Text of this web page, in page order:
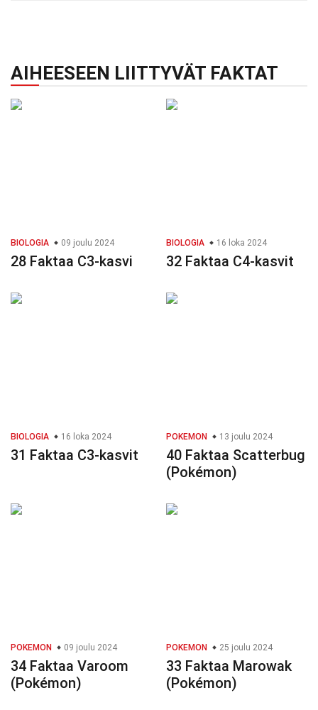
AIHEESEEN LIITTYVÄT FAKTAT
BIOLOGIA 09 joulu 2024
28 Faktaa C3-kasvi
BIOLOGIA 16 loka 2024
32 Faktaa C4-kasvit
BIOLOGIA 16 loka 2024
31 Faktaa C3-kasvit
POKEMON 13 joulu 2024
40 Faktaa Scatterbug
(Pokémon)
POKEMON 09 joulu 2024
34 Faktaa Varoom
(Pokémon)
POKEMON 25 joulu 2024
33 Faktaa Marowak
(Pokémon)